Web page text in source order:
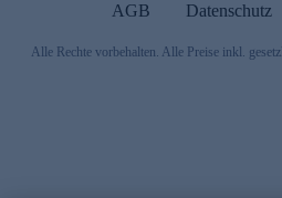
AGB Datenschutz
Alle Rechte vorbehalten. Alle Preise inkl.